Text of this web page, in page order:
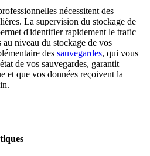
nécessitent des
La supervision du stockage de
d'identifier rapidement le trafic
au niveau du stockage de vos
des sauvegardes, qui vous
de vos sauvegardes, garantit
et que vos données reçoivent la